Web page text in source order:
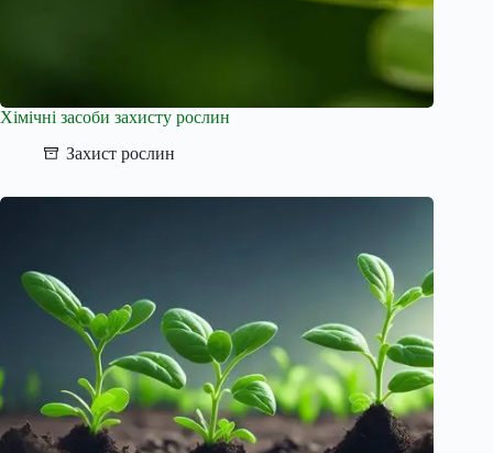
Хімічні засоби захисту рослин
Захист рослин